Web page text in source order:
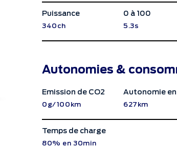
Puissance
340ch
0 à 100
5.3s
Autonomies &
Emission de CO2
0g/100km
Autonomie
627km
Temps de charge
80% en 30min